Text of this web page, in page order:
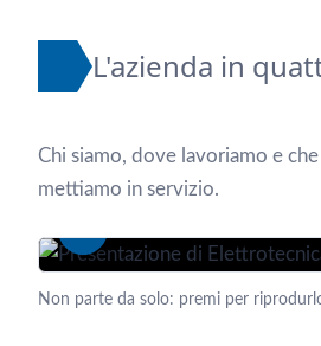
L'azienda in
Chi siamo, dove lavoriamo e
mettiamo in servizio.
Non parte da solo: premi per